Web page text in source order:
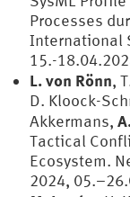
Processes
International
15.-
L. von Rönn,
D. Kloock-
Akkermans,
Tactical
Ecosystem.
2024,